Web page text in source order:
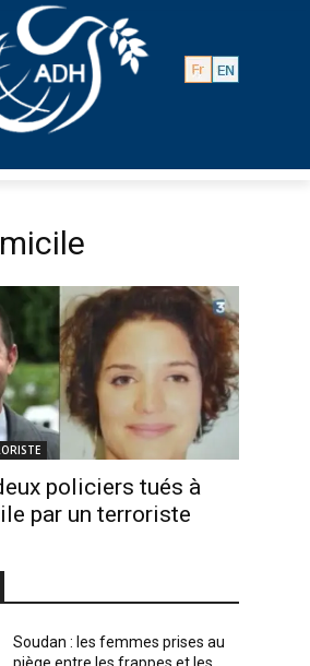
policiers tués à
par un terroriste
Soudan : les femmes prises au